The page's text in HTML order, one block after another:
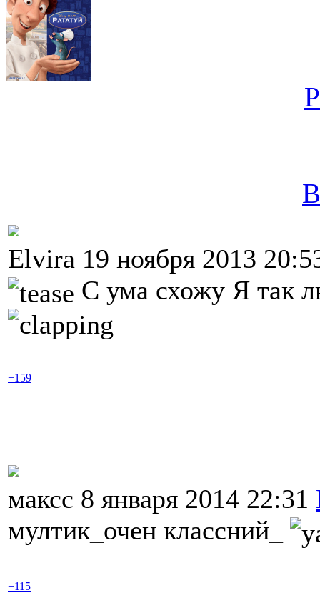
Elvira 19 ноября 2013
С ума схожу Я
+159
максс 8 января 2014 22:31
мултик_очен классний_
+115